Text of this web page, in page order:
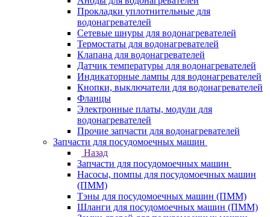
Прокладки уплотнительные для
водонагревателей
Сетевые шнуры для водонагревателей
Термостаты для водонагревателей
Клапана для водонагревателей
Датчик температуры для водонагревателей
Индикаторные лампы для водонагревателей
Кнопки, выключатели для водонагревателей
Фланцы
Электронные платы, модули для
водонагревателей
Прочие запчасти для водонагревателей
Запчасти для посудомоечных машин
Назад
Запчасти для посудомоечных машин
Насосы, помпы для посудомоечных машин
(ПММ)
Тэны для посудомоечных машин (ПММ)
Шланги для посудомоечных машин (ПММ)